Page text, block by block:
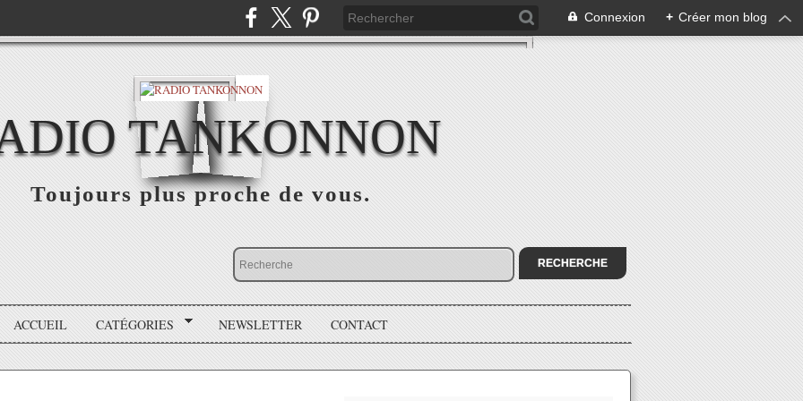
Connexion + Créer mon blog
TANKONNON
Toujours plus proche de vous.
ACCUEIL CATÉGORIES NEWSLETTER CONTACT